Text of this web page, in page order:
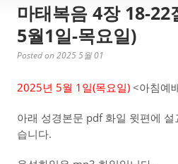
마태복음 4장 18-22
5월1일-목요일)
Posted on 2025 5월 01
2025년 5월 1일(목요일) <아침예
아래 성경본문 pdf 화일 윗편에
습니다.